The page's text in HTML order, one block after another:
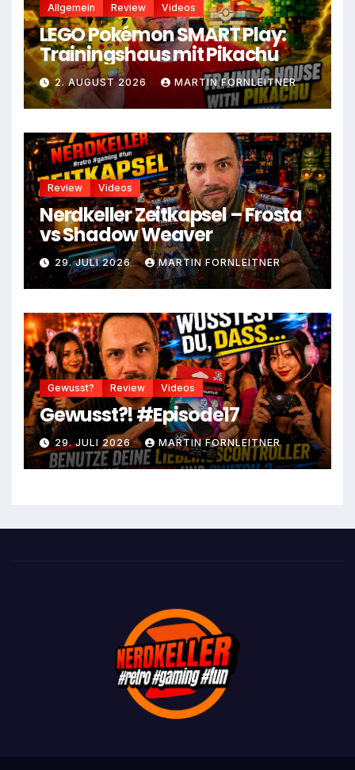
Allgemein Review Videos
LEGO Pokémon SMART Play:
Trainingshaus mit Pikachu
2. AUGUST 2026 MARTIN FORNLEITNER
Review Videos
Nerdkeller Zeitkapsel – Frosta
vs Shadow Weaver
29. JULI 2026 MARTIN FORNLEITNER
Gewusst? Review Videos
Gewusst?! #Episode17
29. JULI 2026 MARTIN FORNLEITNER